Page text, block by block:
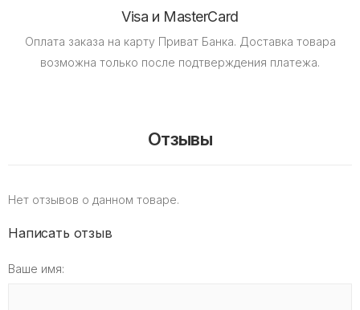
Visa и MasterCard
Оплата заказа на карту Приват Банка. Доставка товара
возможна только после подтверждения платежа.
Отзывы
Нет отзывов о данном товаре.
Написать отзыв
Ваше имя: